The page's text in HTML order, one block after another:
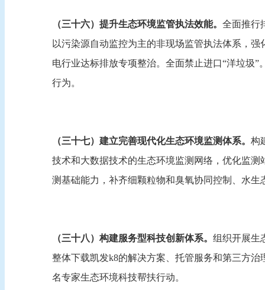
（三十六）提升生态环境监管执法效能。 全面推行
以污染源自动监控为主的非现场监管执法体系，
电行业达标排放专项整治。全面禁止进口“洋垃圾
行为。
（三十七）建立完善现代化生态环境监测体系。 构
技术和大数据技术的生态环境监测网络，优化监
测基础能力，补齐细颗粒物和臭氧协同控制、水
（三十八）构建服务型科技创新体系。 组织开展生
整体下载凯发k8的解决方案、托管服务和第三方
名专家生态环境科技帮扶行动。